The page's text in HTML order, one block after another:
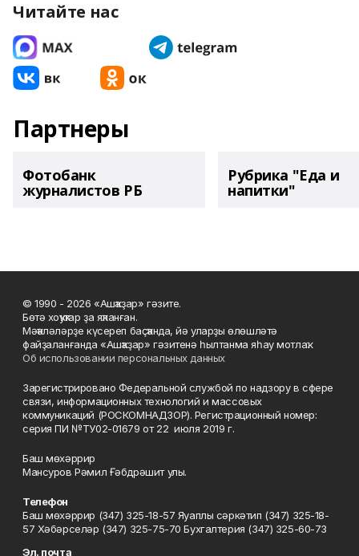
Читайте нас
Партнеры
Фотобанк
журналистов РБ
Рубрика "Еда и
напитки"
© 1990 - 2026 «Ашҡаҙар» гәзите.
Бөтә хоҡуҡтар ҙа яҡланған.
Мәҡәләләрҙе күсереп баҫҡанда, йә уларҙы өлөшләтә
файҙаланғанда «Ашҡаҙар» гәзитенә һылтанма яһау мотлаҡ.
Об использовании персональных данных
Зарегистрировано Федеральной службой по надзору в сфере
связи, информационных технологий и массовых
коммуникаций (РОСКОМНАДЗОР). Регистрационный номер:
серия ПИ №ТУ02-01679 от 22 июля 2019 г.
Баш мөхәррир
Мансуров Рәмил Ғәбдрәшит улы.
Телефон
Баш мөхәррир (347) 325-18-57 Яуаплы сәркәтип (347) 325-18-
57 Хәбәрселәр (347) 325-75-70 Бухгалтерия (347) 325-60-73
Эл. почта